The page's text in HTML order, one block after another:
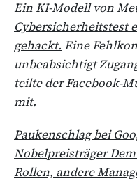
Ein KI-Modell von
Cybersicherheitstest
gehackt. Eine
unbeabsichtigt
teilte der Facebook-
mit.
Paukenschlag bei
Nobelpreisträger
Rollen, andere